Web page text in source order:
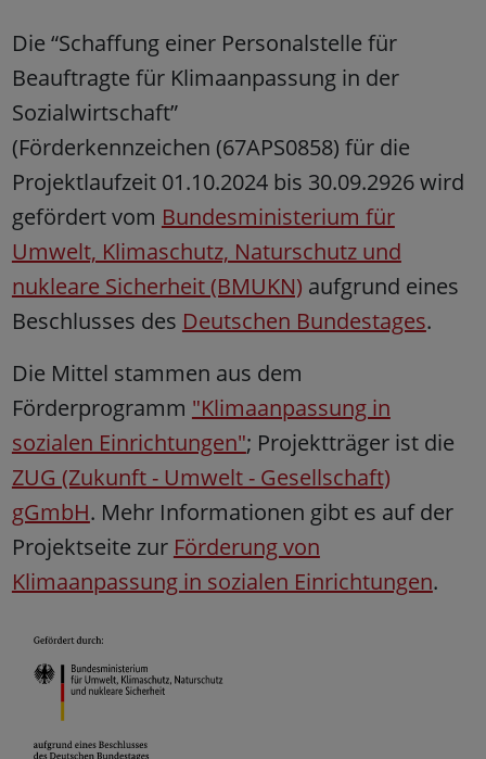
Die “Schaffung einer Personalstelle für
Beauftragte für Klimaanpassung in der
Sozialwirtschaft”
(Förderkennzeichen (67APS0858) für die
Projektlaufzeit 01.10.2024 bis 30.09.2926 wird
gefördert vom Bundesministerium für
Umwelt, Klimaschutz, Naturschutz und
nukleare Sicherheit (BMUKN) aufgrund eines
Beschlusses des Deutschen Bundestages.
Die Mittel stammen aus dem
Förderprogramm "Klimaanpassung in
sozialen Einrichtungen"; Projektträger ist die
ZUG (Zukunft - Umwelt - Gesellschaft)
gGmbH. Mehr Informationen gibt es auf der
Projektseite zur Förderung von
Klimaanpassung in sozialen Einrichtungen.